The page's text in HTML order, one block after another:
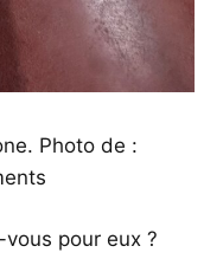
Photo de :
pour eux ?